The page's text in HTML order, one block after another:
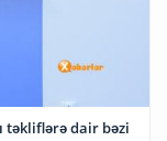
təkliflərə dair bəzi